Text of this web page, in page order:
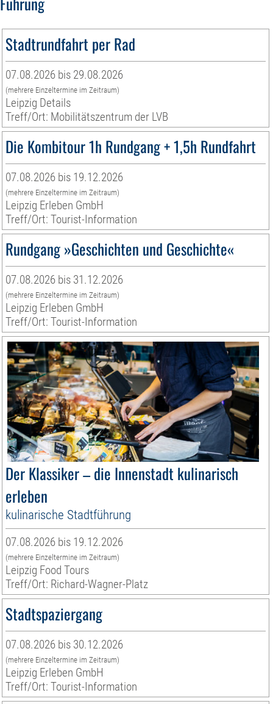
Stadtrundfahrt per Rad
07.08.2026 bis 29.08.2026
(mehrere Einzeltermine im Zeitraum)
Leipzig Details
Treff/Ort: Mobilitätszentrum der LVB
Die Kombitour 1h Rundgang + 1,5h Rundfahrt
07.08.2026 bis 19.12.2026
(mehrere Einzeltermine im Zeitraum)
Leipzig Erleben GmbH
Treff/Ort: Tourist-Information
Rundgang »Geschichten und Geschichte«
07.08.2026 bis 31.12.2026
(mehrere Einzeltermine im Zeitraum)
Leipzig Erleben GmbH
Treff/Ort: Tourist-Information
Der Klassiker – die Innenstadt kulinarisch
erleben
kulinarische Stadtführung
07.08.2026 bis 19.12.2026
(mehrere Einzeltermine im Zeitraum)
Leipzig Food Tours
Treff/Ort: Richard-Wagner-Platz
Stadtspaziergang
07.08.2026 bis 30.12.2026
(mehrere Einzeltermine im Zeitraum)
Leipzig Erleben GmbH
Treff/Ort: Tourist-Information